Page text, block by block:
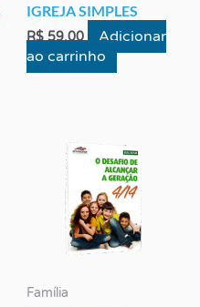
IGREJA SIMPLES
R$59,00
Adicionar
ao carrinho
Família